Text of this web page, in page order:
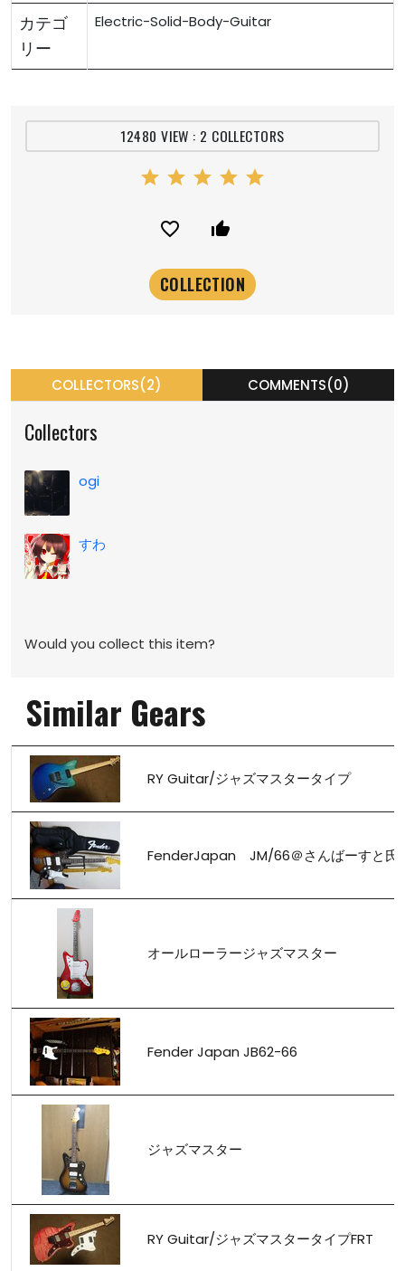
カテゴ
リー
Electric-Solid-Body-Guitar
12480 VIEW : 2 COLLECTORS
star star star star star
favorite_border thumb_up_alt
COLLECTORS(2) COMMENTS(0)
Collectors
ogi
すわ
Would you collect this item?
Similar Gears
RY Guitar/ジャズマスタータイプ
FenderJapan JM/66＠さんばーすと氏
オールローラージャズマスター
Fender Japan JB62-66
ジャズマスター
RY Guitar/ジャズマスタータイプFRT